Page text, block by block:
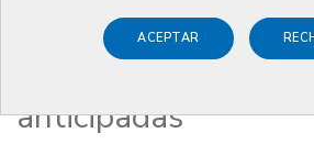
ACEPTAR
1 JULIO DE 2002
Puesta en
anticipadas